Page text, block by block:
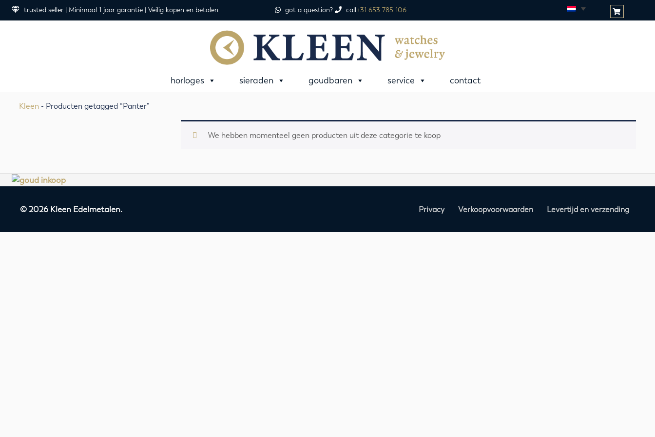
trusted seller | Minimaal 1 jaar garantie | Veilig kopen en betalen got a question? call+31 653 785 106
horloges sieraden goudbaren service contact
Kleen - Producten getagged “Panter”
We hebben momenteel geen producten uit deze categorie te koop
© 2026 Kleen Edelmetalen. Privacy Verkoopvoorwaarden Levertijd en verzending